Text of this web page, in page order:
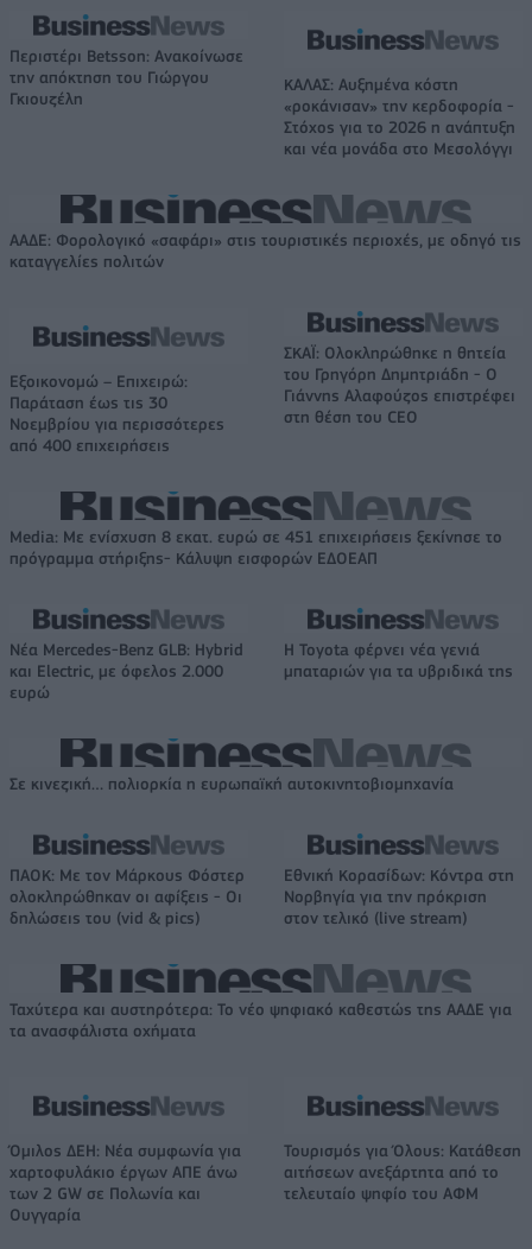
Περιστέρι Betsson: Ανακοίνωσε
την απόκτηση του Γιώργου
Γκιουζέλη
ΚΑΛΑΣ: Αυξημένα κόστη
«ροκάνισαν» την κερδοφορία -
Στόχος για το 2026 η ανάπτυξη
και νέα μονάδα στο Μεσολόγγι
ΑΑΔΕ: Φορολογικό «σαφάρι» στις τουριστικές περιοχές, με οδηγό τις
καταγγελίες πολιτών
Εξοικονομώ – Επιχειρώ:
Παράταση έως τις 30
Νοεμβρίου για περισσότερες
από 400 επιχειρήσεις
ΣΚΑΪ: Ολοκληρώθηκε η θητεία
του Γρηγόρη Δημητριάδη - Ο
Γιάννης Αλαφούζος επιστρέφει
στη θέση του CEO
Media: Με ενίσχυση 8 εκατ. ευρώ σε 451 επιχειρήσεις ξεκίνησε το
πρόγραμμα στήριξης- Κάλυψη εισφορών ΕΔΟΕΑΠ
Νέα Mercedes-Benz GLB: Hybrid
και Electric, με όφελος 2.000
ευρώ
Η Toyota φέρνει νέα γενιά
μπαταριών για τα υβριδικά της
Σε κινεζική… πολιορκία η ευρωπαϊκή αυτοκινητοβιομηχανία
ΠΑΟΚ: Με τον Μάρκους Φόστερ
ολοκληρώθηκαν οι αφίξεις - Οι
δηλώσεις του (vid & pics)
Εθνική Κορασίδων: Κόντρα στη
Νορβηγία για την πρόκριση
στον τελικό (live stream)
Ταχύτερα και αυστηρότερα: Το νέο ψηφιακό καθεστώς της ΑΑΔΕ για
τα ανασφάλιστα οχήματα
Όμιλος ΔΕΗ: Νέα συμφωνία για
χαρτοφυλάκιο έργων ΑΠΕ άνω
των 2 GW σε Πολωνία και
Ουγγαρία
Τουρισμός για Όλους: Kατάθεση
αιτήσεων ανεξάρτητα από το
τελευταίο ψηφίο του ΑΦΜ